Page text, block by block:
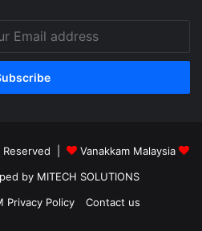
Reserved |
Vanakkam Malaysia
by MITECH SOLUTIONS
Privacy Policy Contact us